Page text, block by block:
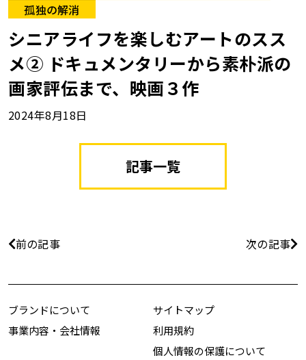
孤独の解消
シニアライフを楽しむアートのスス
メ② ドキュメンタリーから素朴派の
画家評伝まで、映画３作
2024年8月18日
記事一覧
前の記事 次の記事
ブランドについて
事業内容・会社情報
サイトマップ
利用規約
個人情報の保護について